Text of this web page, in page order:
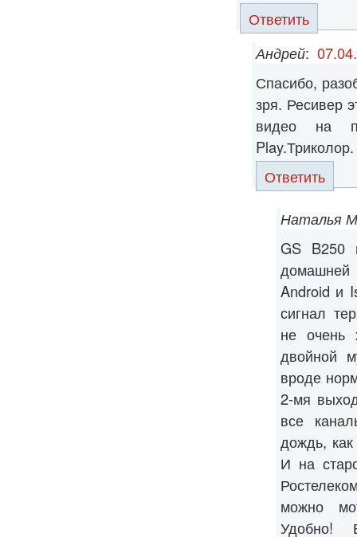
Ответить
Андрей:
Спасибо,
зря. Ресивер
видео на
Ответить
Наталья
GS B250
Android и
сигнал
не очень
двойной
вроде
2-мя
все
дождь,
И на
можно
Удобно!